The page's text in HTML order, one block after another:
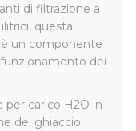
di filtrazione a
questa
un componente
dei
per carico H2O in
del ghiaccio,